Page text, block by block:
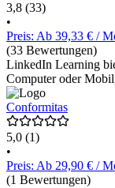
3,8 (33)
•
Preis: Ab 39,33 € /
(33 Bewertungen)
LinkedIn Learning
Computer oder
Conformitas
5,0 (1)
•
Preis: Ab 29,90 € /
(1 Bewertungen)